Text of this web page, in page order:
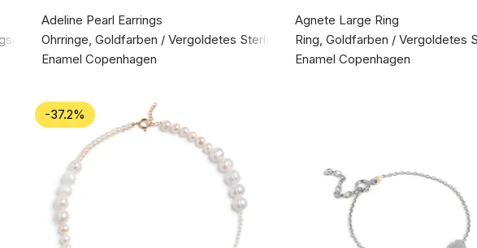
925
Adeline Pearl Earrings
Ohrringe, Goldfarben / Vergoldetes Sterlingsilber 925
Enamel Copenhagen
Agnete Large Ring
Ring, Goldfarben / Vergoldetes
Enamel Copenhagen
-37.2%